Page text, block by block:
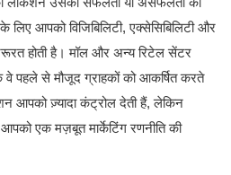
आपको विजिबिलिटी, एक्सेसिबिलिटी और
होती है। मॉल और अन्य रिटेल सेंटर
पहले से मौजूद ग्राहकों को आकर्षित करते
ज़्यादा कंट्रोल देती हैं, लेकिन
एक मज़बूत मार्केटिंग रणनीति की